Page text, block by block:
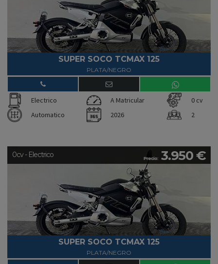
SUPER SOCO TCMAX 125
PLATA/NEGRO
Electrico A Matricular
0 cv
Automatico
2026 2
Precio: 3.950 €
0cv - Electrico
SUPER SOCO TCMAX 125
PLATA/NEGRO